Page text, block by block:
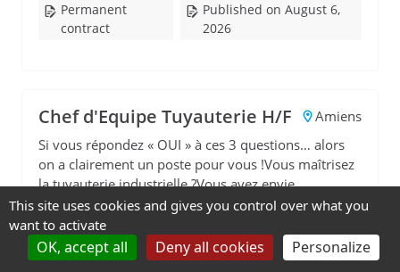
Permanent
contract
Published on August 6,
2026
Chef d'Equipe Tuyauterie H/F
Amiens
Si vous répondez « OUI » à ces 3 questions… alors
on a clairement un poste pour vous !Vous maîtrisez
la tuyauterie industrielle ?Vous avez envie
d’encadrer une équipe de 2-3 personnes ?Vous êtes
vigil...
Permanent
Published on August 6,
This site uses cookies and gives you control over what you
want to activate
OK, accept all Deny all cookies Personalize